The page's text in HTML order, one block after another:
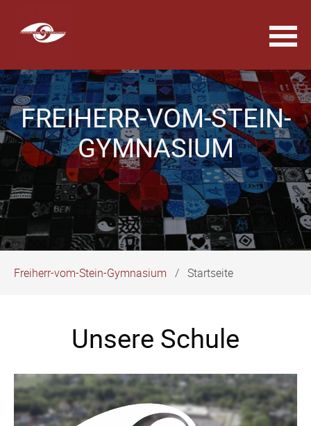
Navigation
überspringen
FREIHERR-VOM-STEIN-
GYMNASIUM
Freiherr-vom-Stein-Gymnasium Startseite
Unsere Schule